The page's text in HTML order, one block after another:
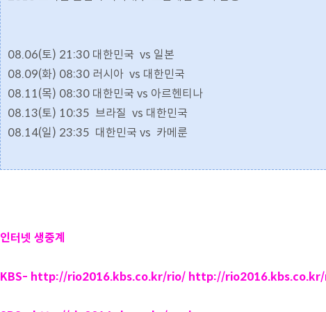
08.06(토) 21:30 대한민국 vs 일본
08.09(화) 08:30 러시아 vs 대한민국
08.11(목) 08:30 대한민국 vs 아르헨티나
08.13(토) 10:35 브라질 vs 대한민국
08.14(일) 23:35 대한민국 vs 카메룬
인터넷 생중계
KBS- http://rio2016.kbs.co.kr/rio/ http://